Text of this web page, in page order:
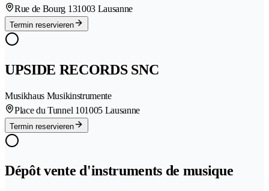
Rue de Bourg 131003 Lausanne
Termin reservieren
UPSIDE RECORDS SNC
Musikhaus Musikinstrumente
Place du Tunnel 101005 Lausanne
Termin reservieren
Dépôt vente d'instruments de musique